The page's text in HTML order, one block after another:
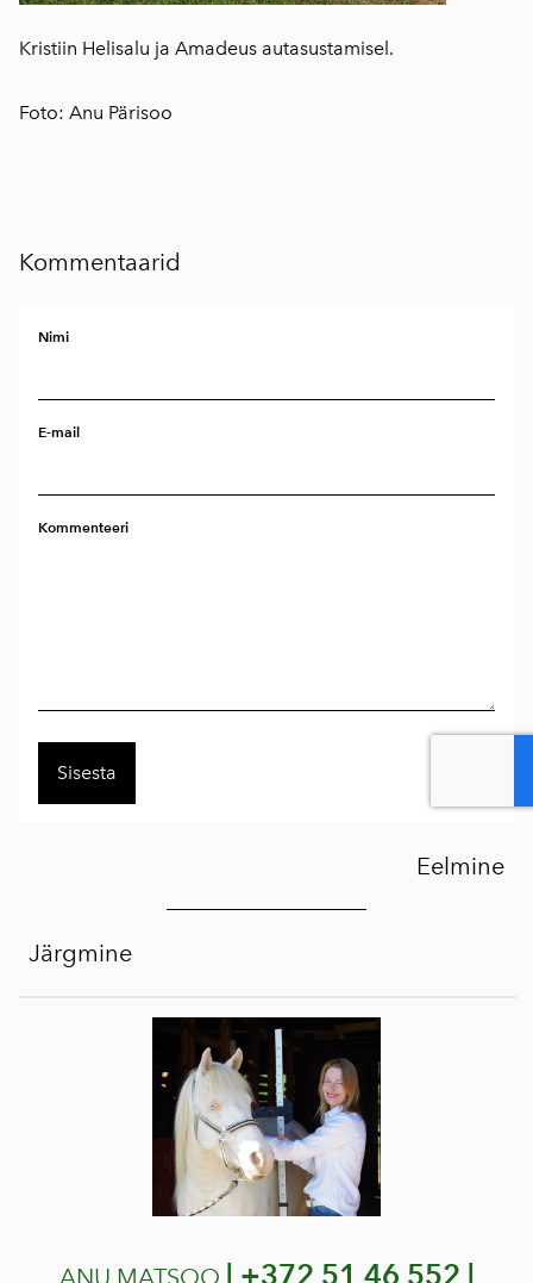
Kristiin Helisalu ja Amadeus autasustamisel.
Foto: Anu Pärisoo
Kommentaarid
Nimi
E-mail
Kommenteeri
Eelmine
Järgmine
ANU MATSOO | +372 51 46 552 |